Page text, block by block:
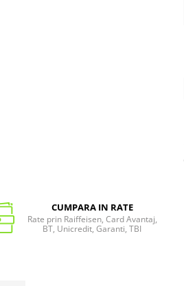
CUMPARA IN RATE
Rate prin Raiffeisen, Card Avantaj,
BT, Unicredit, Garanti, TBI